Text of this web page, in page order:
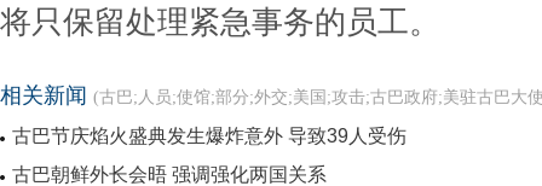
将只保留处理紧急事务的员工。
相关新闻 (古巴;人员;使馆;部分;外交;美国;攻击;古巴政府;美驻古巴大
古巴节庆焰火盛典发生爆炸意外 导致39人受伤
古巴朝鲜外长会晤 强调强化两国关系